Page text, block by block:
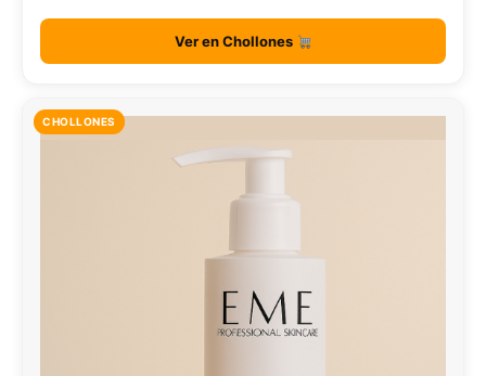
Ver en Chollones
CHOLLONES